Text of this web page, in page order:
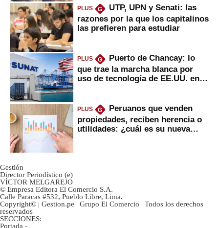
PLUS G
UTP, UPN y Senati: las
razones por la que los capitalinos
las prefieren para estudiar
PLUS G
Puerto de Chancay: lo
que trae la marcha blanca por
uso de tecnología de EE.UU. en
PLUS G
Peruanos que venden
propiedades, reciben herencia o
utilidades: ¿cuál es su nueva
Gestión
Director Periodístico (e)
VÍCTOR MELGAREJO
© Empresa Editora El Comercio S.A.
Calle Paracas #532, Pueblo Libre, Lima.
Copyright© | Gestion.pe | Grupo El Comercio | Todos los derechos
reservados
SECCIONES:
Portada -